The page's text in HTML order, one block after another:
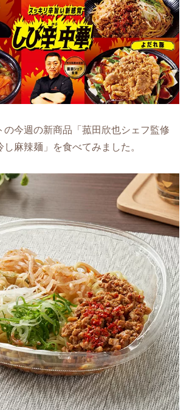
の今週の新商品「菰田欣也シェフ監修
麻辣麺」を食べてみました。